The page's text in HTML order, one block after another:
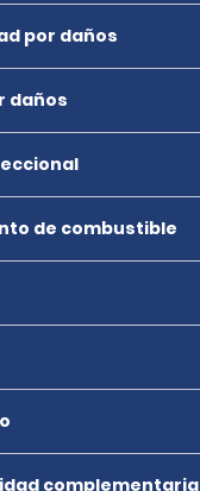
por daños
daños
de combustible
complementaria